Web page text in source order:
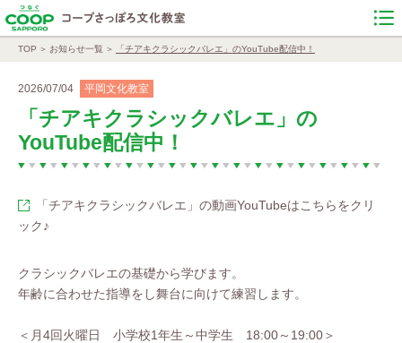
TOP お知らせ一覧 「チアキクラシックバレエ」のYouTube配信中！
2026/07/04 平岡文化教室
「チアキクラシックバレエ」の
YouTube配信中！
「チアキクラシックバレエ」の動画YouTubeはこちらをクリ
ック♪
クラシックバレエの基礎から学びます。
年齢に合わせた指導をし舞台に向けて練習します。
＜月4回火曜日 小学校1年生～中学生 18:00～19:00＞